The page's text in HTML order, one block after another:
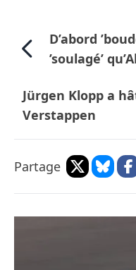
D’abord
’soulagé’
Jürgen Klopp a
Verstappen
Partage